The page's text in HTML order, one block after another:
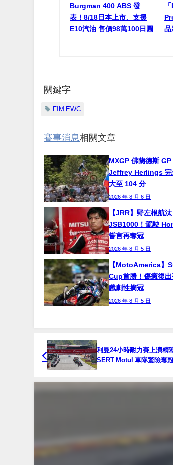
Burgman 400 ABS 發
表！8/18日本上市、支援
E10汽油 售價98萬100日圓
品
關鍵字
FIM EWC
賽事消息相關文章
MXGP 佛蘭德斯
Jeffrey Herlings 完
大至 104 分
2026 年 8 月 6 日
【JRR】野左根航
JSB1000！駕駛
誓言再奪冠
2026 年 8 月 5 日
【MotoAmerica】
Cup首勝！傷癒復
戲劇性摘冠
2026 年 8 月 5 日
利曼24小時耐力賽上演精
SERT Motul 車隊驚險奪冠